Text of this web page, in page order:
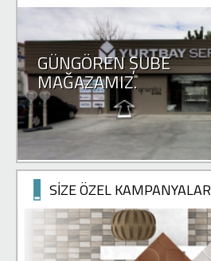
GÜNGÖREN ŞUBE
MAĞAZAMIZ.
SİZE ÖZEL KAMPANYALAR